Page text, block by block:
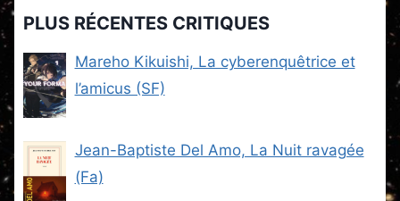
PLUS RÉCENTES CRITIQUES
Mareho Kikuishi, La cyberenquêtrice et
l’amicus (SF)
Jean-Baptiste Del Amo, La Nuit ravagée
(Fa)